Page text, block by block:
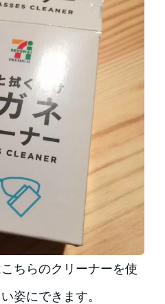
ちらのクリーナーを使
姿にできます。